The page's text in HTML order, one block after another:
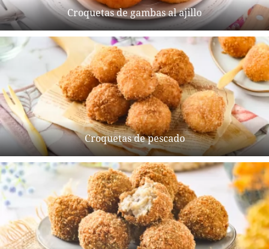
Croquetas de gambas al ajillo
Croquetas de pescado